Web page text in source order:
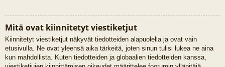
Mitä ovat kiinnitetyt viestiketjut
Kiinnitetyt viestiketjut näkyvät tiedotteiden alapuolella ja ovat vain
etusivulla. Ne ovat yleensä aika tärkeitä, joten sinun tulisi lukea ne aina
kun mahdollista. Kuten tiedotteiden ja globaalien tiedotteiden kanssa,